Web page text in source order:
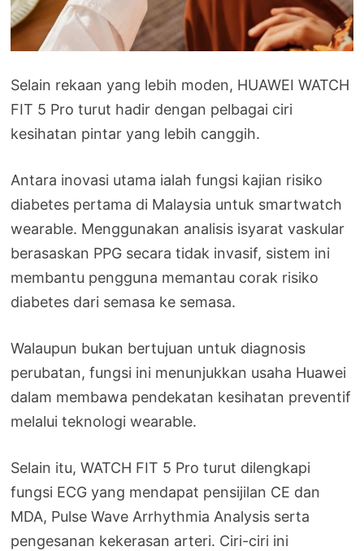
Selain rekaan yang lebih moden, HUAWEI WATCH
FIT 5 Pro turut hadir dengan pelbagai ciri
kesihatan pintar yang lebih canggih.
Antara inovasi utama ialah fungsi kajian risiko
diabetes pertama di Malaysia untuk smartwatch
wearable. Menggunakan analisis isyarat vaskular
berasaskan PPG secara tidak invasif, sistem ini
membantu pengguna memantau corak risiko
diabetes dari semasa ke semasa.
Walaupun bukan bertujuan untuk diagnosis
perubatan, fungsi ini menunjukkan usaha Huawei
dalam membawa pendekatan kesihatan preventif
melalui teknologi wearable.
Selain itu, WATCH FIT 5 Pro turut dilengkapi
fungsi ECG yang mendapat pensijilan CE dan
MDA, Pulse Wave Arrhythmia Analysis serta
pengesanan kekerasan arteri. Ciri-ciri ini